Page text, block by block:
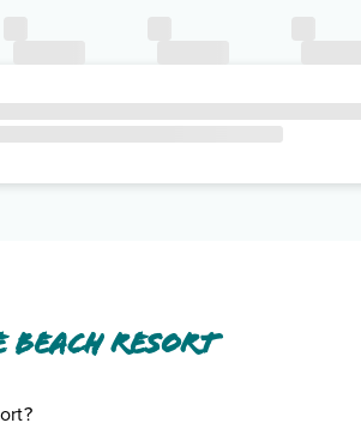
Beach Resort